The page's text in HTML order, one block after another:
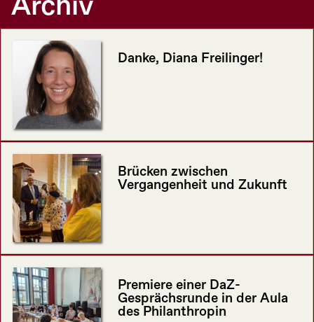
Danke, Diana Freilinger!
Brücken zwischen
Vergangenheit und Zukunft
Premiere einer DaZ-
Gesprächsrunde in der Aula
des Philanthropin